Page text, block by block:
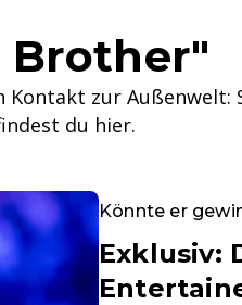
Brother"
zur Außenwelt:
du hier.
Könnte er
Exklusiv: